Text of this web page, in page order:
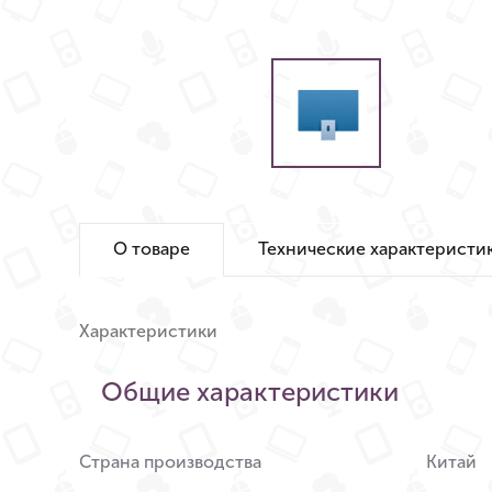
О товаре Технические
Характеристики
Общие характеристики
Страна производства
Китай